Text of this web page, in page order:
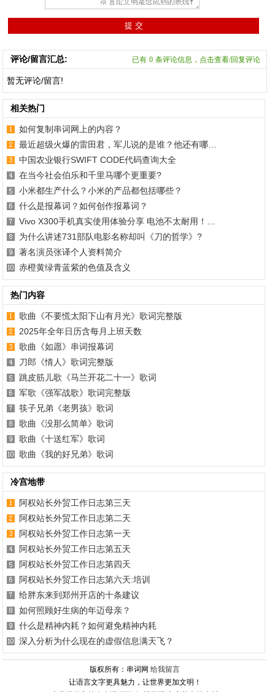
评论/留言汇总: 已有 0 条评论信息，点击查看/回复评论
暂无评论/留言!
相关热门
如何复制串词网上的内容？
最近超级火爆的雷田君，军儿说的是谁？他还有哪…
中国农业银行SWIFT CODE代码查询大全
在当今社会伯乐和千里马哪个更重要?
小米都生产什么？小米的产品都包括哪些？
什么是报幕词？如何创作报幕词？
Vivo X300手机真实使用体验分享 电池不太耐用！…
为什么讲述731部队电影名称却叫《刀的哲学》?
著名演员张译个人资料简介
赤橙黄绿青蓝紫的色值及含义
热门内容
歌曲《不要慌太阳下山有月光》歌词完整版
2025年全年日历含每月上班天数
歌曲《如愿》串词报幕词
刀郎《情人》歌词完整版
跳皮筋儿歌《马兰开花二十一》歌词
军歌《强军战歌》歌词完整版
筷子兄弟《老男孩》歌词
歌曲《没那么简单》歌词
歌曲《十送红军》歌词
歌曲《我的好兄弟》歌词
冷宫地带
阿权站长外贸工作日志第三天
阿权站长外贸工作日志第二天
阿权站长外贸工作日志第一天
阿权站长外贸工作日志第五天
阿权站长外贸工作日志第四天
阿权站长外贸工作日志第六天:培训
给胖东来到郑州开店的十条建议
如何照顾好生病的年迈母亲？
什么是精神内耗？如何避免精神内耗
深入分析为什么现在的虚假信息满天飞？
版权所有：串词网给我留言
让语言文字更具魅力，让世界更加文明！